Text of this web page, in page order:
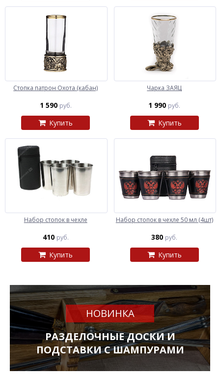
Стопка патрон Охота (кабан)
1 590 руб.
Купить
Чарка ЗАЯЦ
1 990 руб.
Купить
Набор стопок в чехле
410 руб.
Купить
Набор стопок в чехле 50 мл (4шт)
380 руб.
Купить
НОВИНКА
РАЗДЕЛОЧНЫЕ ДОСКИ И
ПОДСТАВКИ С ШАМПУРАМИ